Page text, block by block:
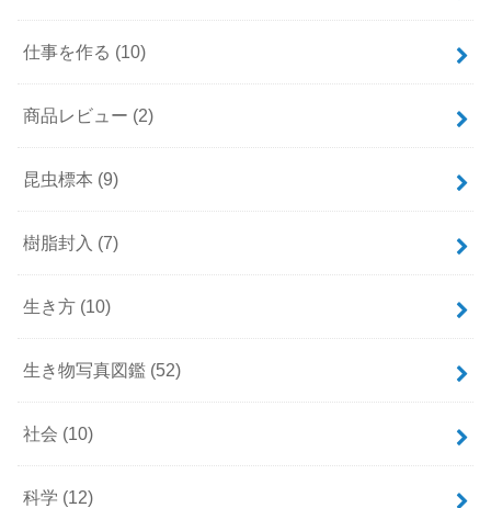
仕事を作る (10)
商品レビュー (2)
昆虫標本 (9)
樹脂封入 (7)
生き方 (10)
生き物写真図鑑 (52)
社会 (10)
科学 (12)